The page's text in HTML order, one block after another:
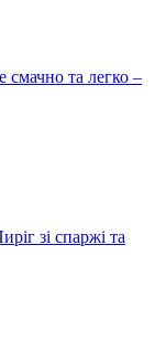
смачно та легко –
зі спаржі та